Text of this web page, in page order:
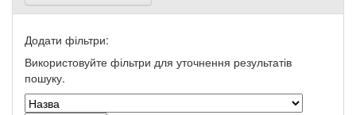
Додати фільтри:
Використовуйте фільтри для уточнення результатів
пошуку.